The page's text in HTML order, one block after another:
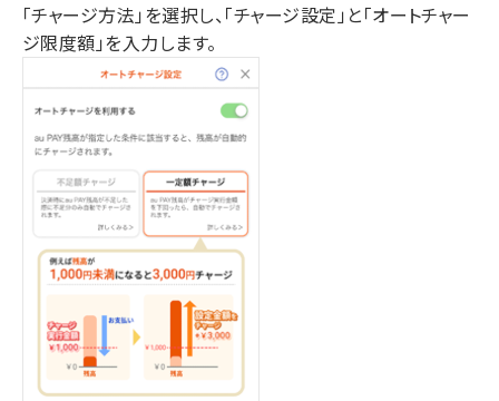
「チャージ方法」を選択し、「チャージ設定」と「オートチャー
ジ限度額」を入力します。